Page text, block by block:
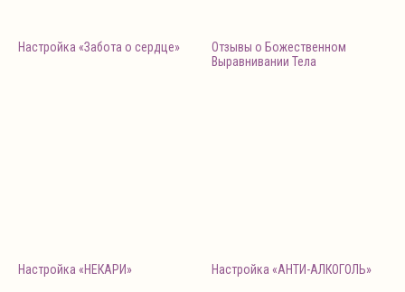
Настройка «Забота о сердце»
Отзывы о Божественном
Выравнивании Тела
Настройка «НЕКАРИ» Настройка «АНТИ-АЛКОГОЛЬ»